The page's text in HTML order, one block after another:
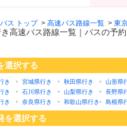
ス トップ> 高速バス路線一覧 > 東
高速バス路線一覧｜バスの予
選択する
き 宮城県行き 秋田県行き 山形県
き 石川県行き 山梨県行き 長野県
き 奈良県行き 和歌山県行き 島根県
を選択する